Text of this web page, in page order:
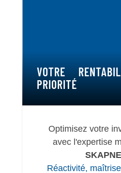
VOTRE
PRIORITÉ
Optimisez votre
avec l'expertise
Réactivité,